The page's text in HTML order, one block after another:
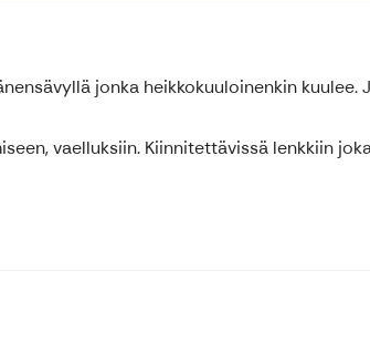
jonka heikkokuuloinenkin
vaelluksiin. Kiinnitettävissä lenkkiin